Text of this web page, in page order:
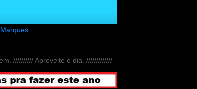
////////// Aproveite o dia. /////////////